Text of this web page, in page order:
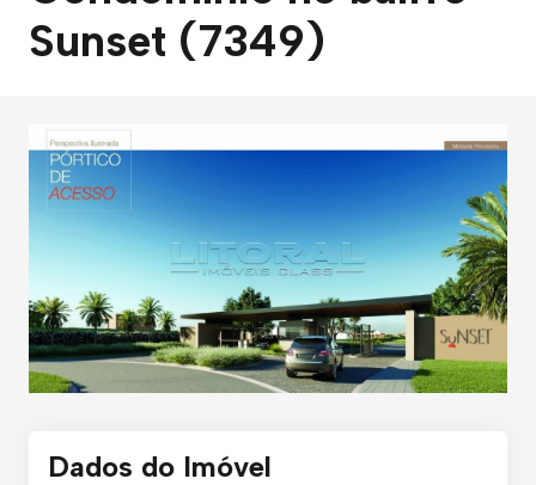
Sunset (7349)
Dados do Imóvel